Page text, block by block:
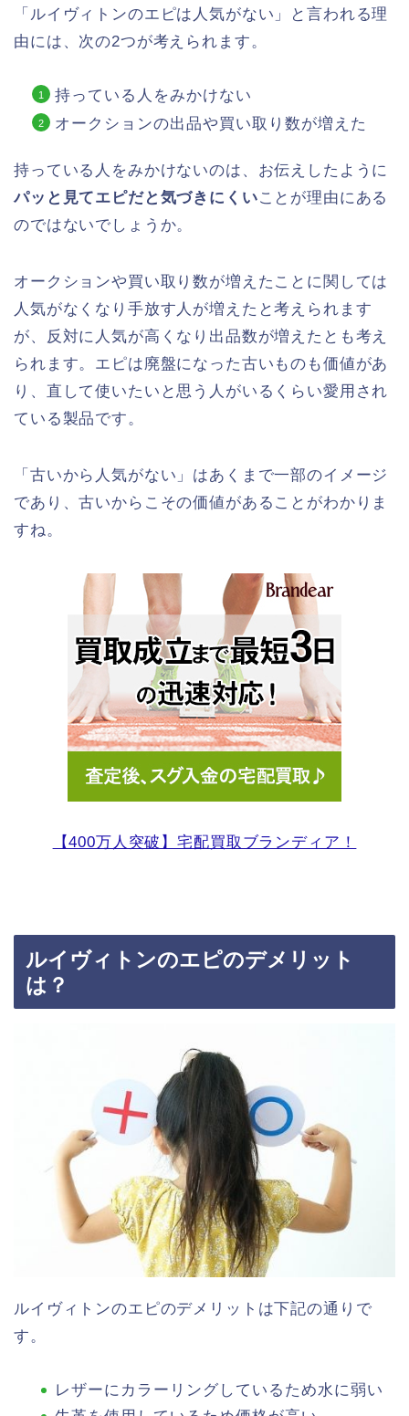
「ルイヴィトンのエピは人気がない」と言われる理
由には、次の2つが考えられます。
持っている人をみかけない
オークションの出品や買い取り数が増えた
持っている人をみかけないのは、お伝えしたように
パッと見てエピだと気づきにくいことが理由にある
のではないでしょうか。
オークションや買い取り数が増えたことに関しては
人気がなくなり手放す人が増えたと考えられます
が、反対に人気が高くなり出品数が増えたとも考え
られます。エピは廃盤になった古いものも価値があ
り、直して使いたいと思う人がいるくらい愛用され
ている製品です。
「古いから人気がない」はあくまで一部のイメージ
であり、古いからこその価値があることがわかりま
すね。
【400万人突破】宅配買取ブランディア！
ルイヴィトンのエピのデメリット
は？
ルイヴィトンのエピのデメリットは下記の通りで
す。
レザーにカラーリングしているため水に弱い